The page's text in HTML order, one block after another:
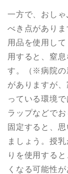
一方で、おし
べき点があり
用品を使用し
用すると、窒
す。（※病院の
がありますが
っている環境
ラップなどで
固定すると、
ましょう。授
りを使用する
くなる可能性